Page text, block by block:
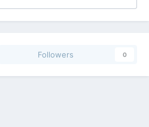
Followers 0